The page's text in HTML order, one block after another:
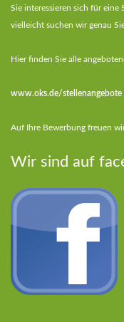
Sie interessieren sich für eine
vielleicht suchen wir genau
Hier finden Sie alle
www.oks.de/stellenangebote
Auf Ihre Bewerbung freuen
Wir sind auf